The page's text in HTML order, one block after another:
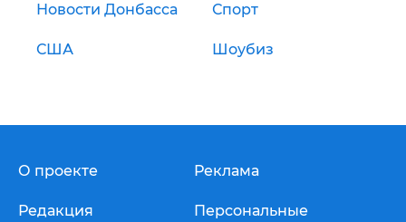
Новости Донбасса Спорт
США Шоубиз
О проекте
Редакция
Реклама
Персональные